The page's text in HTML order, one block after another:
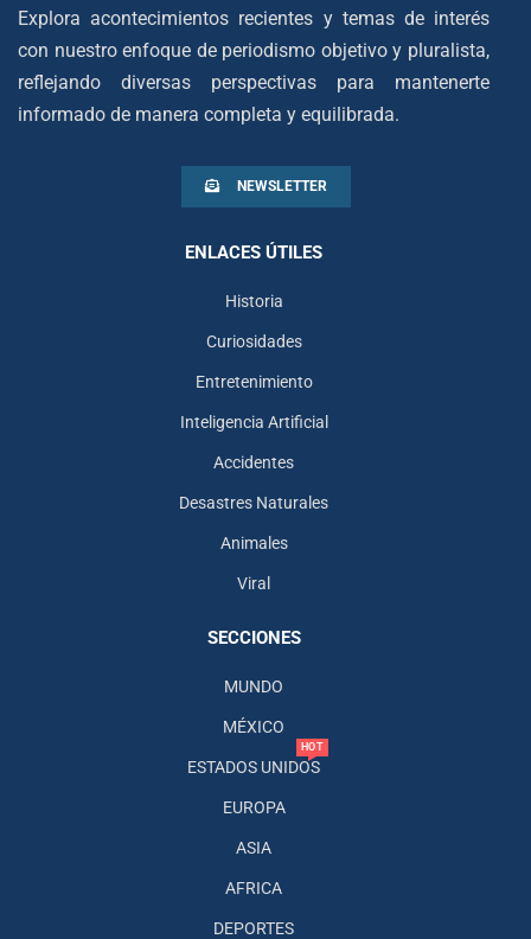
Explora acontecimientos recientes y temas de interés
con nuestro enfoque de periodismo objetivo y pluralista,
reflejando diversas perspectivas para mantenerte
informado de manera completa y equilibrada.
NEWSLETTER
ENLACES ÚTILES
Historia
Curiosidades
Entretenimiento
Inteligencia Artificial
Accidentes
Desastres Naturales
Animales
Viral
SECCIONES
MUNDO
MÉXICO
ESTADOS UNIDOS
HOT
EUROPA
ASIA
AFRICA
DEPORTES